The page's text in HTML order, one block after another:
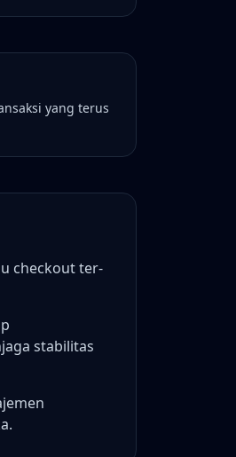
yang terus
checkout ter-
stabilitas